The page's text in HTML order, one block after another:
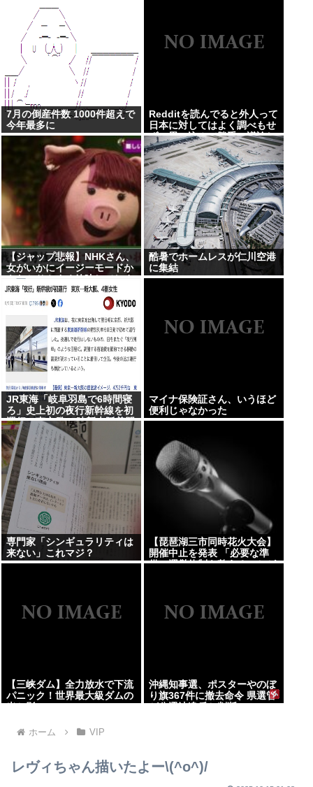
7月の倒産件数 1000件超えで
今年最多に
Redditを読んでると外人って
日本に対してはよく調べもせ
ずに思い込みで勝手に議論し
てるよな
【ジャップ悲報】NHKさん、
女がいかにイージーモードか
をわかりやすく放映してしま
うwww
酷暑でホームレスが仁川空港
に集結
JR東海「岐阜羽島で6時間寝
ろ」史上初の夜行新幹線を初
運行 東京発22時新大阪着翌
7時
マイナ保険証さん、いうほど
便利じゃなかった
専門家「シンギュラリティは
来ない」これマジ？
【琵琶湖三市同時花火大会】
開催中止を発表 「必要な準
備・運営体制を整えることが
【三峡ダム】全力放水で下流
パニック！世界最大級ダムの
光と影
沖縄知事選、ポスターやのぼ
り旗367件に撤去命令 県選管
が公選法違反と判断
ホーム VIP
レヴィちゃん描いたよー\(^o^)/